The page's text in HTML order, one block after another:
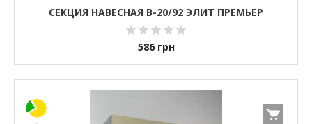
СЕКЦИЯ НАВЕСНАЯ В-20/92 ЭЛИТ ПРЕМЬЕР
586 грн